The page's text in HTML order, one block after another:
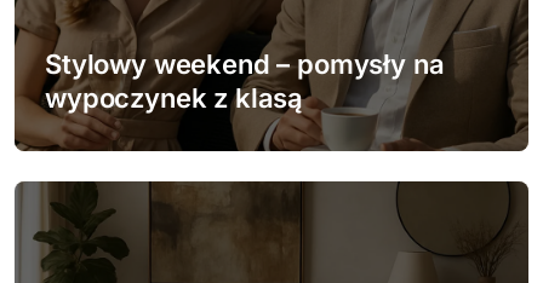
w
p
i
s
u
Stylowy weekend – pomysły na
wypoczynek z klasą